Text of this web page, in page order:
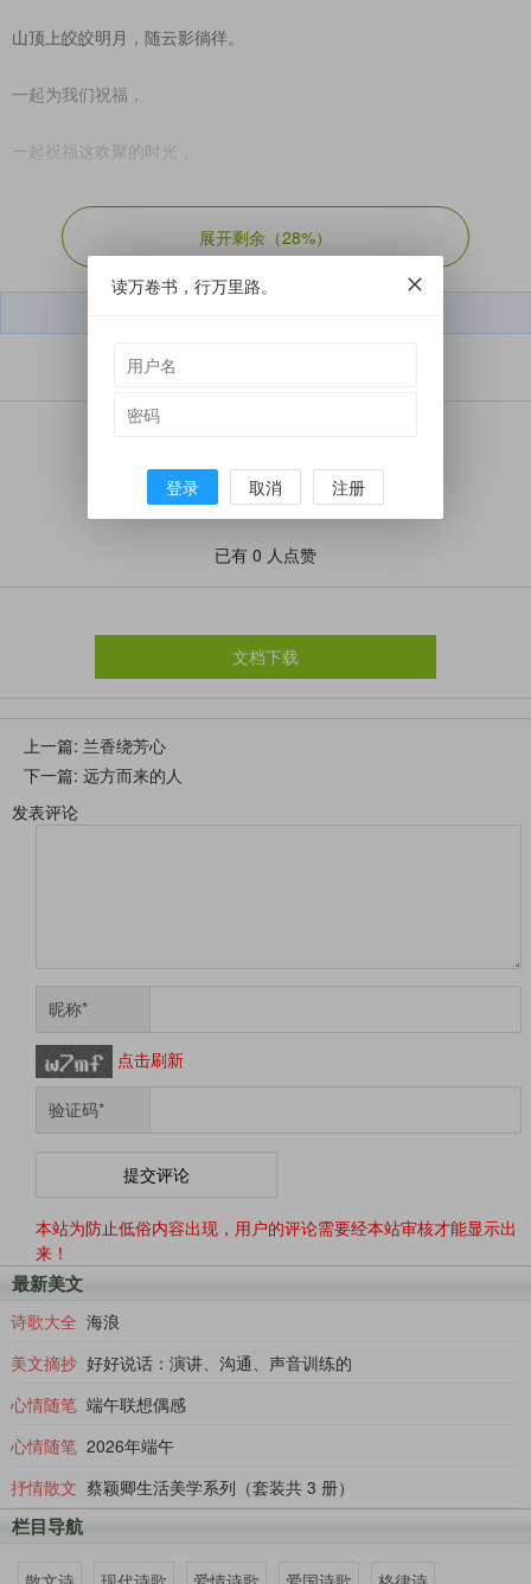
山顶上皎皎明月，随云影徜徉。
一起为我们祝福，
一起祝福这欢聚的时光，
一起祝福这美好的时光。
海芋娉娉亭亭，火树灼灼盛放。
一起祝福这美好的时光，
展开剩余（28%）
赞
已有 0 人点赞
文档下载
上一篇: 兰香绕芳心
下一篇: 远方而来的人
发表评论
昵称*
点击刷新
验证码*
本站为防止低俗内容出现，用户的评论需要经本站审核才能显示出
来！
最新美文
诗歌大全 海浪
美文摘抄 好好说话：演讲、沟通、声音训练的
心情随笔 端午联想偶感
心情随笔 2026年端午
抒情散文 蔡颖卿生活美学系列（套装共 3 册）
栏目导航
读万卷书，行万里路。
登录 取消 注册